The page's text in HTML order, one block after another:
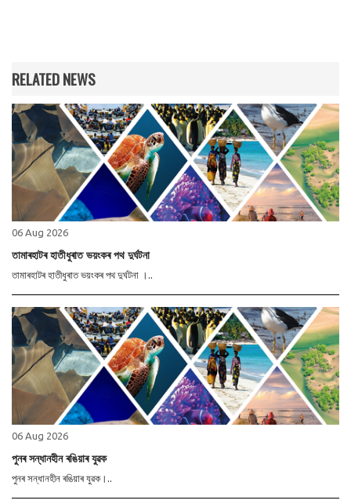
RELATED NEWS
06 Aug 2026
তামাৰহাটৰ হাতীধুৰাত ভয়ংকৰ পথ দুৰ্ঘটনা
তামাৰহাটৰ হাতীধুৰাত ভয়ংকৰ পথ দুৰ্ঘটনা ।..
06 Aug 2026
পুনৰ সন্ধানহীন ৰঙিয়াৰ যুৱক
পুনৰ সন্ধানহীন ৰঙিয়াৰ যুৱক।..